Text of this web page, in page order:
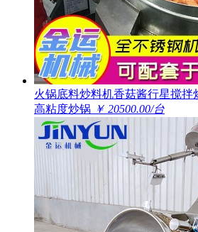
火锅底料炒料机香菇酱行星搅拌
高粘度炒锅 ￥ 20500.00/台